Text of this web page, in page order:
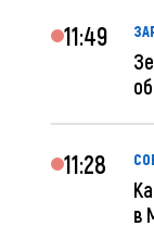
11:49
11:28
в